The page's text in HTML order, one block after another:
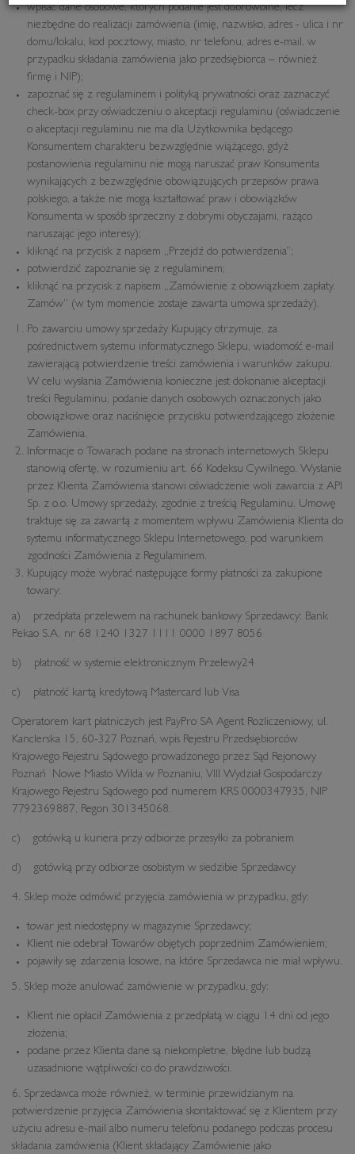
wpisać dane osobowe, których podanie jest dobrowolne, lecz
niezbędne do realizacji zamówienia (imię, nazwisko, adres - ulica i nr
domu/lokalu, kod pocztowy, miasto, nr telefonu, adres e-mail, w
przypadku składania zamówienia jako przedsiębiorca – również
firmę i NIP);
zapoznać się z regulaminem i polityką prywatności oraz zaznaczyć
check-box przy oświadczeniu o akceptacji regulaminu (oświadczenie
o akceptacji regulaminu nie ma dla Użytkownika będącego
Konsumentem charakteru bezwzględnie wiążącego, gdyż
postanowienia regulaminu nie mogą naruszać praw Konsumenta
wynikających z bezwzględnie obowiązujących przepisów prawa
polskiego, a także nie mogą kształtować praw i obowiązków
Konsumenta w sposób sprzeczny z dobrymi obyczajami, rażąco
naruszając jego interesy);
kliknąć na przycisk z napisem „Przejdź do potwierdzenia”;
potwierdzić zapoznanie się z regulaminem;
kliknąć na przycisk z napisem „Zamówienie z obowiązkiem zapłaty.
Zamów” (w tym momencie zostaje zawarta umowa sprzedaży).
Po zawarciu umowy sprzedaży Kupujący otrzymuje, za
pośrednictwem systemu informatycznego Sklepu, wiadomość e-mail
zawierającą potwierdzenie treści zamówienia i warunków zakupu.
W celu wysłania Zamówienia konieczne jest dokonanie akceptacji
treści Regulaminu, podanie danych osobowych oznaczonych jako
obowiązkowe oraz naciśnięcie przycisku potwierdzającego złożenie
Zamówienia.
Informacje o Towarach podane na stronach internetowych Sklepu
stanowią ofertę, w rozumieniu art. 66 Kodeksu Cywilnego. Wysłanie
przez Klienta Zamówienia stanowi oświadczenie woli zawarcia z API
Sp. z o.o. Umowy sprzedaży, zgodnie z treścią Regulaminu. Umowę
traktuje się za zawartą z momentem wpływu Zamówienia Klienta do
systemu informatycznego Sklepu Internetowego, pod warunkiem
zgodności Zamówienia z Regulaminem.
Kupujący może wybrać następujące formy płatności za zakupione
towary:
a) przedpłata przelewem na rachunek bankowy Sprzedawcy: Bank
Pekao S.A. nr 68 1240 1327 1111 0000 1897 8056
b) płatność w systemie elektronicznym Przelewy24
c) płatność kartą kredytową Mastercard lub Visa
Operatorem kart płatniczych jest PayPro SA Agent Rozliczeniowy, ul.
Kanclerska 15, 60-327 Poznań, wpis Rejestru Przedsiębiorców
Krajowego Rejestru Sądowego prowadzonego przez Sąd Rejonowy
Poznań Nowe Miasto Wilda w Poznaniu, VIII Wydział Gospodarczy
Krajowego Rejestru Sądowego pod numerem KRS 0000347935, NIP
7792369887, Regon 301345068.
c) gotówką u kuriera przy odbiorze przesyłki za pobraniem
d) gotówką przy odbiorze osobistym w siedzibie Sprzedawcy
4. Sklep może odmówić przyjęcia zamówienia w przypadku, gdy:
towar jest niedostępny w magazynie Sprzedawcy;
Klient nie odebrał Towarów objętych poprzednim Zamówieniem;
pojawiły się zdarzenia losowe, na które Sprzedawca nie miał wpływu.
5. Sklep może anulować zamówienie w przypadku, gdy:
Klient nie opłacił Zamówienia z przedpłatą w ciągu 14 dni od jego
złożenia;
podane przez Klienta dane są niekompletne, błędne lub budzą
uzasadnione wątpliwości co do prawdziwości.
6. Sprzedawca może również, w terminie przewidzianym na
potwierdzenie przyjęcia Zamówienia skontaktować się z Klientem przy
użyciu adresu e-mail albo numeru telefonu podanego podczas procesu
składania zamówienia (Klient składający Zamówienie jako